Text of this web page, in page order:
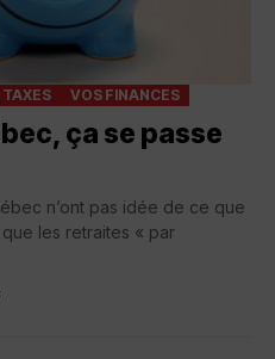
VOS FINANCES
ça se passe
n’ont pas idée de ce que
les retraites « par